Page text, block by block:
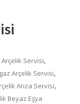
Servisi,
Arçelik Servisi,
Arıza Servisi,
Beyaz Eşya